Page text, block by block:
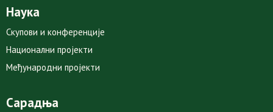
Наука
Скупови и конференције
Национални пројекти
Међународни пројекти
Сарадња